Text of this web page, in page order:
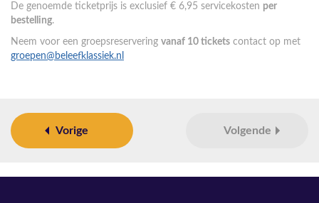
De genoemde ticketprijs is exclusief € 6,95 servicekosten per
bestelling.
Neem voor een groepsreservering vanaf 10 tickets contact op met
groepen@beleefklassiek.nl
Vorige Volgende